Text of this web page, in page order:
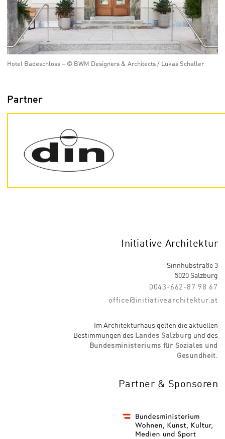
Hotel Badeschloss – © BWM Designers & Architects / Lukas Schaller
Partner
Initiative Architektur
Sinnhubstraße 3
5020 Salzburg
0043-662-87 98 67
office@initiativearchitektur.at
Im Architekturhaus gelten die aktuellen
Bestimmungen des Landes Salzburg und des
Bundesministeriums für Soziales und
Gesundheit
Partner & Sponsoren